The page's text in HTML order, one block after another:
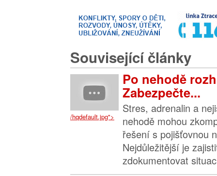
Související články
/hqdefault.jpg">
Po nehodě
Zabezpečte...
Stres, adrenalin a
nehodě mohou
řešení s pojišťovnou
Nejdůležitější je
zdokumentovat